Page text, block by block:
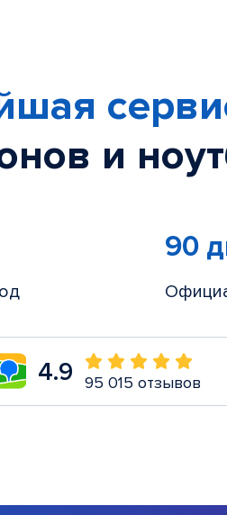
и
90
4.9 95 015 отзывов